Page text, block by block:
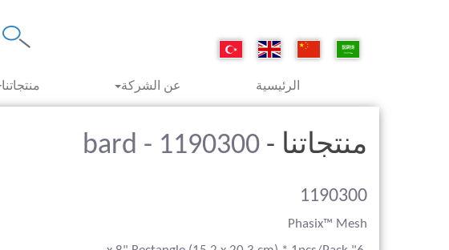
الرئيسية عن الشركة منتجاتنا
منتجاتنا - bard - 1190300
1190300
Phasix™ Mesh